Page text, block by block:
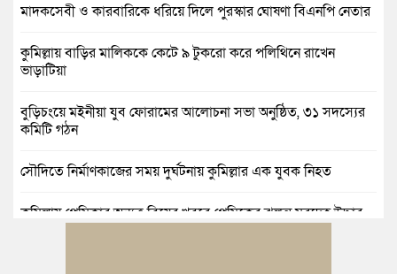
মাদকসেবী ও কারবারিকে ধরিয়ে দিলে পুরস্কার ঘোষণা বিএনপি নেতার
কুমিল্লায় বাড়ির মালিককে কেটে ৯ টুকরো করে পলিথিনে রাখেন
ভাড়াটিয়া
বুড়িচংয়ে মইনীয়া যুব ফোরামের আলোচনা সভা অনুষ্ঠিত, ৩১ সদস্যের
কমিটি গঠন
সৌদিতে নির্মাণকাজের সময় দুর্ঘটনায় কুমিল্লার এক যুবক নিহত
কুমিল্লায় প্রেমিকার অন্যত্র বিয়ের খবরে প্রেমিকের ঝুলন্ত মরদেহ উদ্ধার